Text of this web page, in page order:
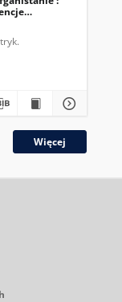
Więcej